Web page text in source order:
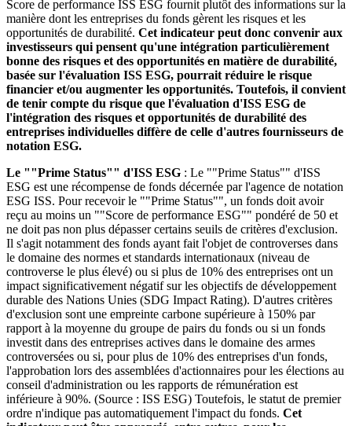
Score de performance ISS ESG fournit plutôt des informations sur la
manière dont les entreprises du fonds gèrent les risques et les
opportunités de durabilité. Cet indicateur peut donc convenir aux
investisseurs qui pensent qu'une intégration particulièrement
bonne des risques et des opportunités en matière de durabilité,
basée sur l'évaluation ISS ESG, pourrait réduire le risque
financier et/ou augmenter les opportunités. Toutefois, il convient
de tenir compte du risque que l'évaluation d'ISS ESG de
l'intégration des risques et opportunités de durabilité des
entreprises individuelles diffère de celle d'autres fournisseurs de
notation ESG.
Le ""Prime Status"" d'ISS ESG : Le ""Prime Status"" d'ISS
ESG est une récompense de fonds décernée par l'agence de notation
ESG ISS. Pour recevoir le ""Prime Status"", un fonds doit avoir
reçu au moins un ""Score de performance ESG"" pondéré de 50 et
ne doit pas non plus dépasser certains seuils de critères d'exclusion.
Il s'agit notamment des fonds ayant fait l'objet de controverses dans
le domaine des normes et standards internationaux (niveau de
controverse le plus élevé) ou si plus de 10% des entreprises ont un
impact significativement négatif sur les objectifs de développement
durable des Nations Unies (SDG Impact Rating). D'autres critères
d'exclusion sont une empreinte carbone supérieure à 150% par
rapport à la moyenne du groupe de pairs du fonds ou si un fonds
investit dans des entreprises actives dans le domaine des armes
controversées ou si, pour plus de 10% des entreprises d'un fonds,
l'approbation lors des assemblées d'actionnaires pour les élections au
conseil d'administration ou les rapports de rémunération est
inférieure à 90%. (Source : ISS ESG) Toutefois, le statut de premier
ordre n'indique pas automatiquement l'impact du fonds. Cet